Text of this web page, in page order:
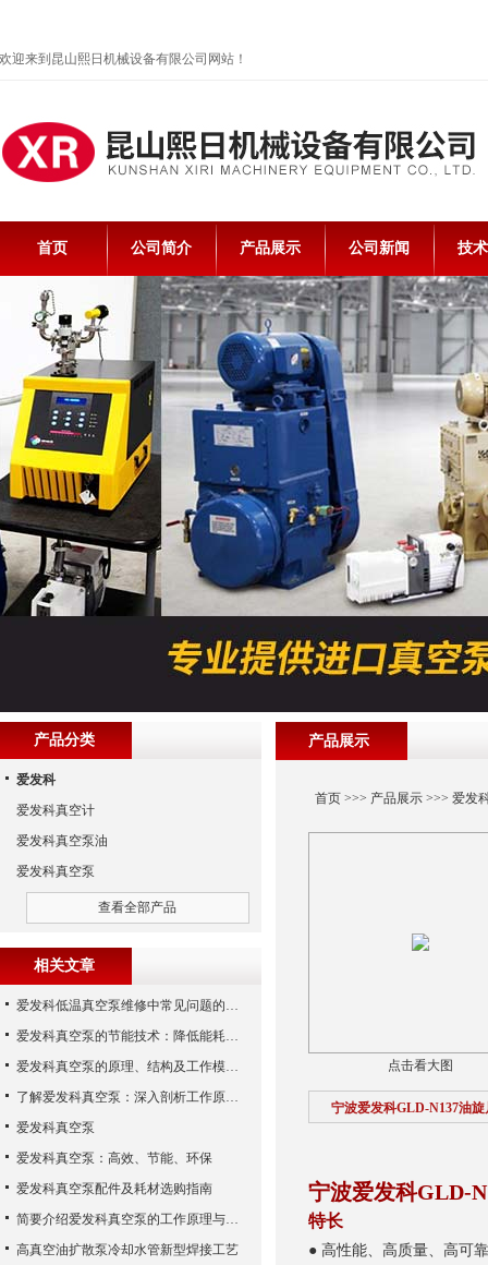
欢迎来到昆山熙日机械设备有限公司网站！
首页 公司简介 产品展示 公司新闻 技
产品展示
首页>>> 产品展示>>> 爱发
点击看大图
宁波爱发科GLD-N137油
宁波爱发科GLD-
特长
● 高性能、高质量、高可
产品分类
爱发科
爱发科真空计
爱发科真空泵油
爱发科真空泵
查看全部产品
相关文章
爱发科低温真空泵维修中常见问题的处理经验
爱发科真空泵的节能技术：降低能耗，提高生产效益
爱发科真空泵的原理、结构及工作模式解析
了解爱发科真空泵：深入剖析工作原理与特点
爱发科真空泵
爱发科真空泵：高效、节能、环保
爱发科真空泵配件及耗材选购指南
简要介绍爱发科真空泵的工作原理与主要部件
高真空油扩散泵冷却水管新型焊接工艺